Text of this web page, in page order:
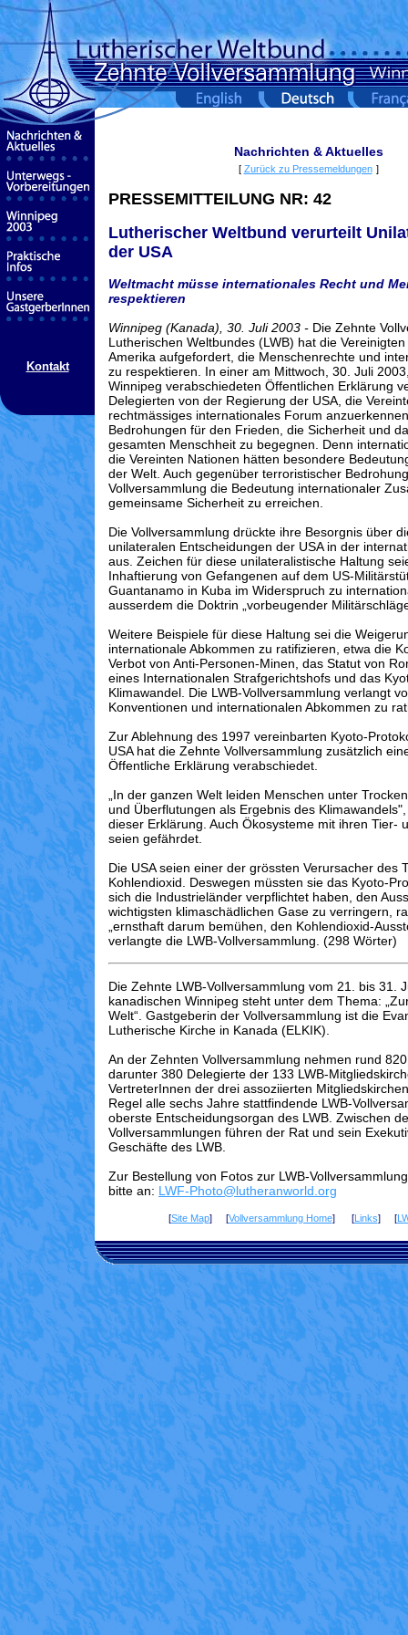
Kontakt
Nachrichten & Aktuelles
[ Zurück zu Pressemeldungen ]
PRESSEMITTEILUNG NR: 42
Lutherischer Weltbund verurteilt
der USA
Weltmacht müsse internationales Recht und
respektieren
Winnipeg (Kanada), 30. Juli 2003 - Die Zehnte
Lutherischen Weltbundes (LWB) hat die
Amerika aufgefordert, die Menschenrechte und
zu respektieren. In einer am Mittwoch, 30. Juli
Winnipeg verabschiedeten Öffentlichen Erklärung
Delegierten von der Regierung der USA, die
rechtmässiges internationales Forum
Bedrohungen für den Frieden, die Sicherheit und
gesamten Menschheit zu begegnen. Denn
die Vereinten Nationen hätten besondere
der Welt. Auch gegenüber terroristischer
Vollversammlung die Bedeutung internationaler
gemeinsame Sicherheit zu erreichen.
Die Vollversammlung drückte ihre Besorgnis über
unilateralen Entscheidungen der USA in der
aus. Zeichen für diese unilateralistische Haltung
Inhaftierung von Gefangenen auf dem US-
Guantanamo in Kuba im Widerspruch zu
ausserdem die Doktrin „vorbeugender
Weitere Beispiele für diese Haltung sei die
internationale Abkommen zu ratifizieren, etwa die
Verbot von Anti-Personen-Minen, das Statut von
eines Internationalen Strafgerichtshofs und das
Klimawandel. Die LWB-Vollversammlung verlangt
Konventionen und internationalen Abkommen zu
Zur Ablehnung des 1997 vereinbarten Kyoto-
USA hat die Zehnte Vollversammlung zusätzlich
Öffentliche Erklärung verabschiedet.
„In der ganzen Welt leiden Menschen unter
und Überflutungen als Ergebnis des
dieser Erklärung. Auch Ökosysteme mit ihren Tier-
seien gefährdet.
Die USA seien einer der grössten Verursacher des
Kohlendioxid. Deswegen müssten sie das Kyoto-
sich die Industrieländer verpflichtet haben, den
wichtigsten klimaschädlichen Gase zu verringern,
„ernsthaft darum bemühen, den Kohlendioxid-
verlangte die LWB-Vollversammlung. (298 Wörter)
Die Zehnte LWB-Vollversammlung vom 21. bis 31.
kanadischen Winnipeg steht unter dem Thema:
Welt“. Gastgeberin der Vollversammlung ist die
Lutherische Kirche in Kanada (ELKIK).
An der Zehnten Vollversammlung nehmen rund
darunter 380 Delegierte der 133 LWB-
VertreterInnen der drei assoziierten
Regel alle sechs Jahre stattfindende LWB-
oberste Entscheidungsorgan des LWB. Zwischen
Vollversammlungen führen der Rat und sein
Geschäfte des LWB.
Zur Bestellung von Fotos zur LWB-
bitte an: LWF-Photo@lutheranworld.org
[Site Map] [Vollversammlung Home] [Links] [